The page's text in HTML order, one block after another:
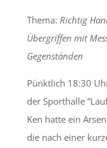
Thema: Richtig
Übergriffen mit
Gegenständen
Pünktlich 18:30
der Sporthalle
Ken hatte ein
die nach einer